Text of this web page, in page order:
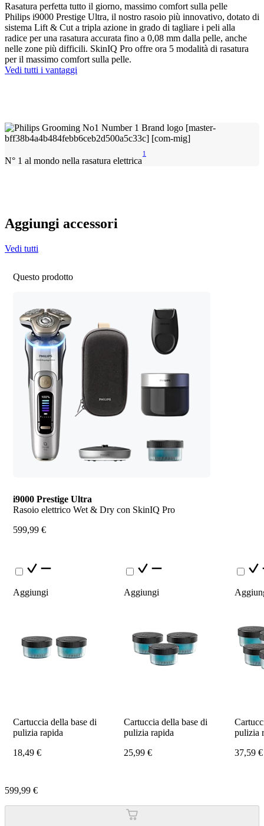
Rasatura perfetta tutto il giorno, massimo comfort sulla pelle
Philips i9000 Prestige Ultra, il nostro rasoio più innovativo, dotato di
sistema Lift & Cut a tripla azione in grado di tagliare i peli alla
radice per una rasatura accurata fino a 0,08 mm dalla pelle, anche
nelle zone più difficili. SkinIQ Pro offre ora 5 modalità di rasatura
per il massimo comfort sulla pelle.
Vedi tutti i vantaggi
N° 1 al mondo nella rasatura elettrica
1
Aggiungi accessori
Vedi tutti
Questo prodotto
i9000 Prestige Ultra
Rasoio elettrico Wet & Dry con SkinIQ Pro
599,99 €
Aggiungi
Cartuccia della base di
pulizia rapida
18,49 €
Aggiungi
Cartuccia della base di
pulizia rapida
25,99 €
pulizia
37,59 €
599,99 €